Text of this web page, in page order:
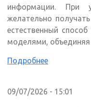
информации. При
желательно
естественный
моделями, объединяя
Подробнее
09/07/2026 - 15:01